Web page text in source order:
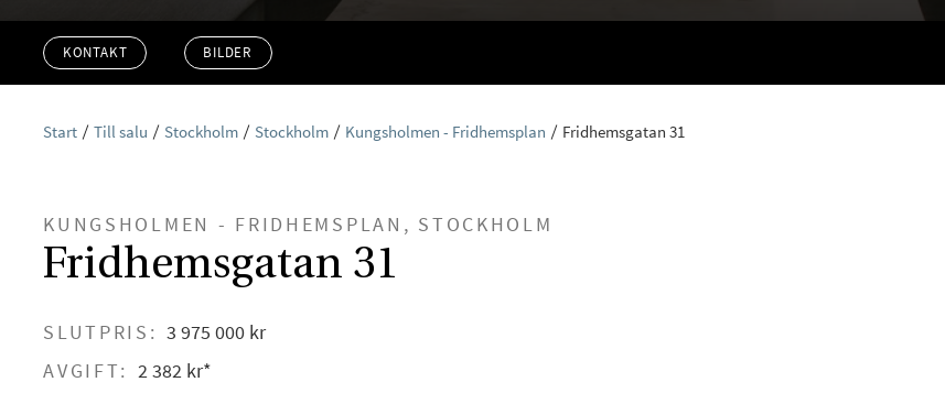
KONTAKT BILDER
Start Till salu Stockholm Stockholm Kungsholmen - Fridhemsplan Fridhemsgatan 31
KUNGSHOLMEN - FRIDHEMSPLAN, STOCKHOLM
Fridhemsgatan 31
SLUTPRIS: 3 975 000 kr
AVGIFT: 2 382 kr*